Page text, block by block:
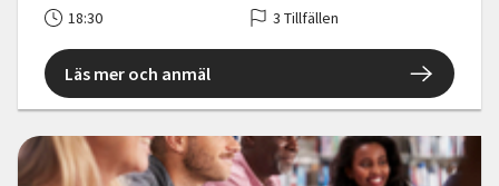
18:30
3 Tillfällen
Läs mer och anmäl